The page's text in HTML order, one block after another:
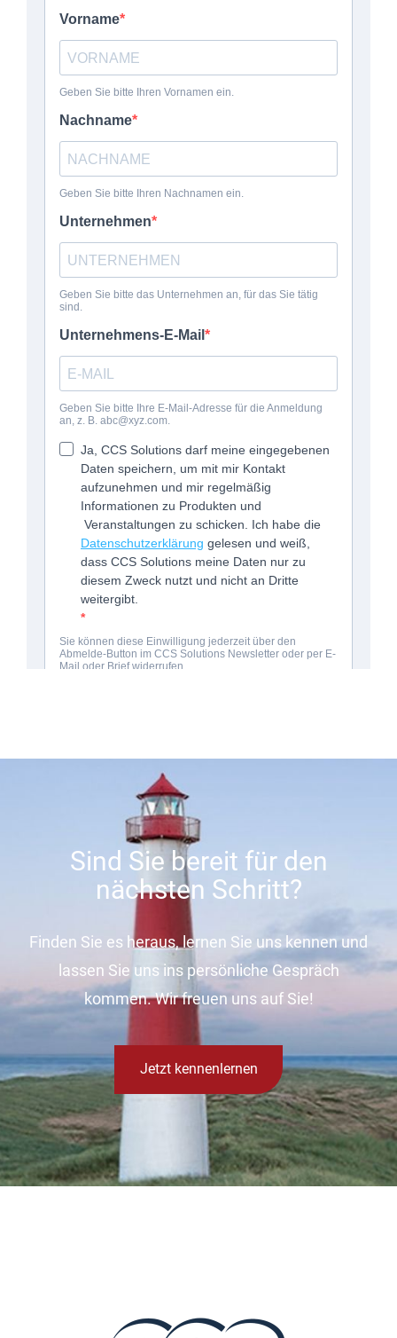
Sind Sie bereit für den
nächsten Schritt?
Finden Sie es heraus, lernen Sie uns kennen und
lassen Sie uns ins persönliche Gespräch
kommen. Wir freuen uns auf Sie!
Jetzt kennenlernen